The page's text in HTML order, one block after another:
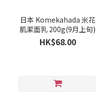
日本 Komekahada 米花
肌潔面乳 200g(9月上旬)
HK$68.00